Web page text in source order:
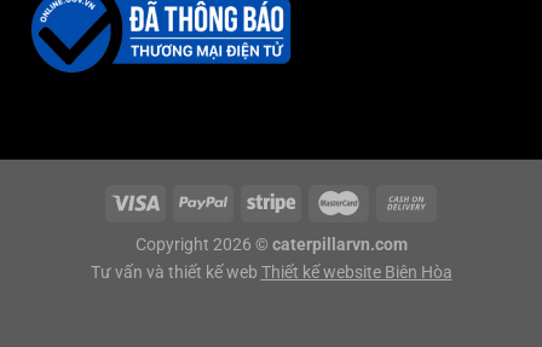
Copyright 2026 © caterpillarvn.com
Tư vấn và thiết kế web Thiết kế website Biên Hòa